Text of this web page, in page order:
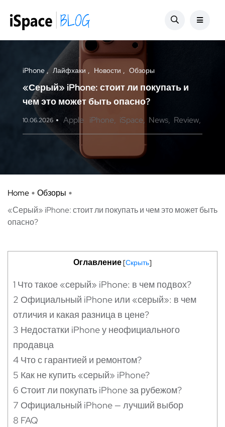
iPhone Лайфхаки Новости Обзоры
«Серый» iPhone: стоит ли покупать и
чем это может быть опасно?
10.06.2026 Apple iPhone iSpace News Review
Home
Обзоры
«Серый» iPhone: стоит ли покупать и чем это может быть
опасно?
Оглавление[Скрыть]
1 Что такое «серый» iPhone: в чем подвох?
2 Официальный iPhone или «серый»: в чем
отличия и какая разница в цене?
3 Недостатки iPhone у неофициального
продавца
4 Что с гарантией и ремонтом?
5 Как не купить «серый» iPhone?
6 Стоит ли покупать iPhone за рубежом?
7 Официальный iPhone — лучший выбор
8 FAQ